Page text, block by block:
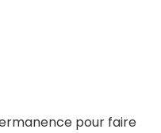
pour faire